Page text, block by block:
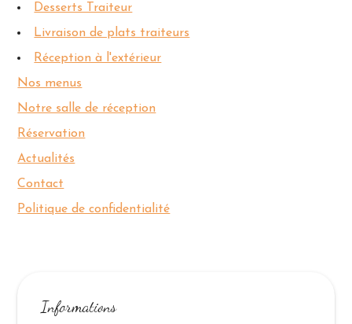
Desserts Traiteur
Livraison de plats traiteurs
Réception à l'extérieur
Nos menus
Notre salle de réception
Réservation
Actualités
Contact
Politique de confidentialité
Informations